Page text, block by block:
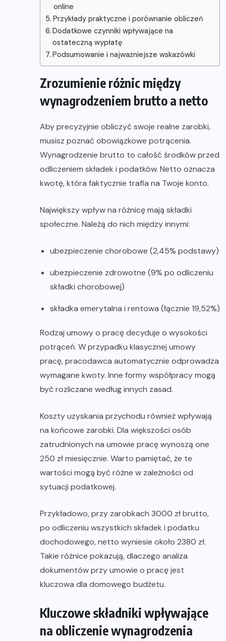
online
Przykłady praktyczne i porównanie obliczeń
Dodatkowe czynniki wpływające na
ostateczną wypłatę
Podsumowanie i najważniejsze wskazówki
Zrozumienie różnic między
wynagrodzeniem brutto a netto
Aby precyzyjnie obliczyć swoje realne zarobki,
musisz poznać obowiązkowe potrącenia.
Wynagrodzenie brutto to całość środków przed
odliczeniem składek i podatków. Netto oznacza
kwotę, która faktycznie trafia na Twoje konto.
Największy wpływ na różnicę mają składki
społeczne. Należą do nich między innymi:
ubezpieczenie chorobowe (2,45% podstawy)
ubezpieczenie zdrowotne (9% po odliczeniu
składki chorobowej)
składka emerytalna i rentowa (łącznie 19,52%)
Rodzaj umowy o pracę decyduje o wysokości
potrąceń. W przypadku klasycznej umowy
pracę, pracodawca automatycznie odprowadza
wymagane kwoty. Inne formy współpracy mogą
być rozliczane według innych zasad.
Koszty uzyskania przychodu również wpływają
na końcowe zarobki. Dla większości osób
zatrudnionych na umowie pracę wynoszą one
250 zł miesięcznie. Warto pamiętać, że te
wartości mogą być różne w zależności od
sytuacji podatkowej.
Przykładowo, przy zarobkach 3000 zł brutto,
po odliczeniu wszystkich składek i podatku
dochodowego, netto wyniesie około 2380 zł.
Takie różnice pokazują, dlaczego analiza
dokumentów przy umowie o pracę jest
kluczowa dla domowego budżetu.
Kluczowe składniki wpływające
na obliczenie wynagrodzenia